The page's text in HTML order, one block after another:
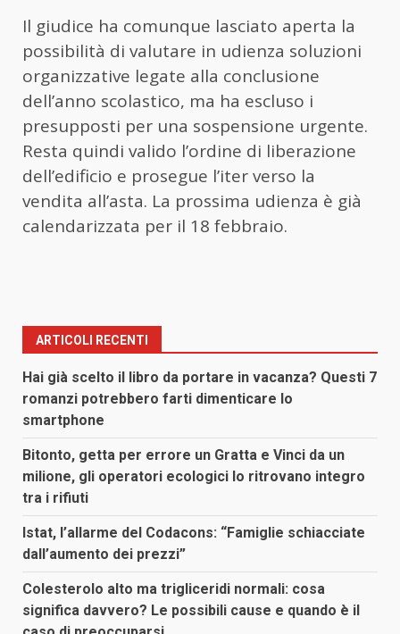
Il giudice ha comunque lasciato aperta la
possibilità di valutare in udienza soluzioni
organizzative legate alla conclusione
dell’anno scolastico, ma ha escluso i
presupposti per una sospensione urgente.
Resta quindi valido l’ordine di liberazione
dell’edificio e prosegue l’iter verso la
vendita all’asta. La prossima udienza è già
calendarizzata per il 18 febbraio.
ARTICOLI RECENTI
Hai già scelto il libro da portare in vacanza? Questi 7
romanzi potrebbero farti dimenticare lo
smartphone
Bitonto, getta per errore un Gratta e Vinci da un
milione, gli operatori ecologici lo ritrovano integro
tra i rifiuti
Istat, l’allarme del Codacons: “Famiglie schiacciate
dall’aumento dei prezzi”
Colesterolo alto ma trigliceridi normali: cosa
significa davvero? Le possibili cause e quando è il